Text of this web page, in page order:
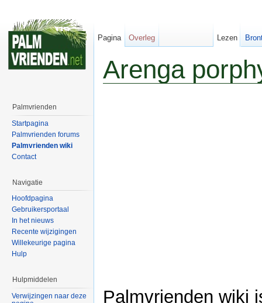
Arenga
Palmvrienden wiki
Pagina Overleg Lezen
Palmvrienden
Startpagina
Palmvrienden forums
Palmvrienden wiki
Contact
Navigatie
Hoofdpagina
Gebruikersportaal
In het nieuws
Recente wijzigingen
Willekeurige pagina
Hulp
Hulpmiddelen
Verwijzingen naar deze